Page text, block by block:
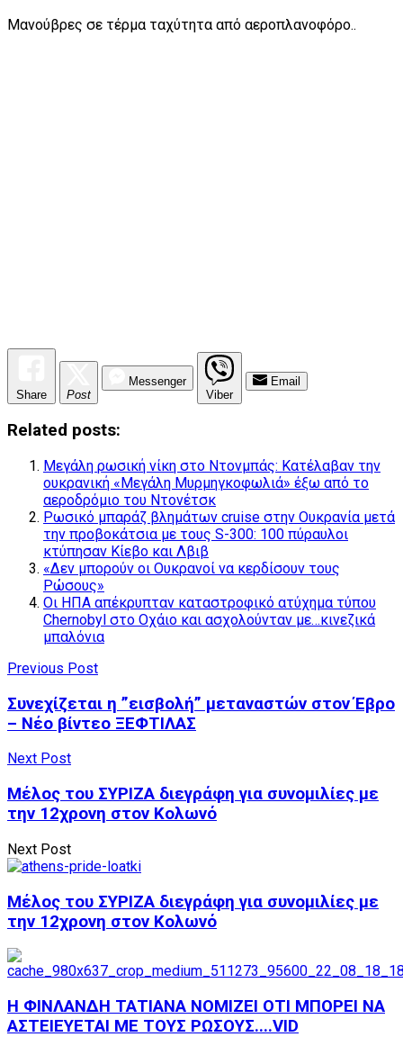
Μανούβρες σε τέρμα ταχύτητα από αεροπλανοφόρο..
Share Post
Messenger
Viber
Email
Related posts:
Μεγάλη ρωσική νίκη στο Ντονμπάς: Κατέλαβαν την
ουκρανική «Μεγάλη Μυρμηγκοφωλιά» έξω από το
αεροδρόμιο του Ντονέτσκ
Ρωσικό μπαράζ βλημάτων cruise στην Ουκρανία μετά
την προβοκάτσια με τους S-300: 100 πύραυλοι
κτύπησαν Κίεβο και Λβιβ
«Δεν μπορούν οι Ουκρανοί να κερδίσουν τους
Ρώσους»
Οι ΗΠΑ απέκρυπταν καταστροφικό ατύχημα τύπου
Chernobyl στο Οχάιο και ασχολούνταν με…κινεζικά
μπαλόνια
Previous Post
Συνεχίζεται η ”εισβολή” μεταναστών στον Έβρο
– Νέο βίντεο ΞΕΦΤΙΛΑΣ
Next Post
Μέλος του ΣΥΡΙΖΑ διεγράφη για συνομιλίες με
την 12χρονη στον Κολωνό
Next Post
Μέλος του ΣΥΡΙΖΑ διεγράφη για συνομιλίες με
την 12χρονη στον Κολωνό
Η ΦΙΝΛΑΝΔΗ ΤΑΤΙΑΝΑ ΝΟΜΙΖΕΙ ΟΤΙ ΜΠΟΡΕΙ ΝΑ
ΑΣΤΕΙΕΥΕΤΑΙ ΜΕ ΤΟΥΣ ΡΩΣΟΥΣ....VID